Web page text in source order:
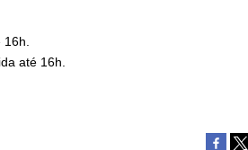
16h.
até 16h.